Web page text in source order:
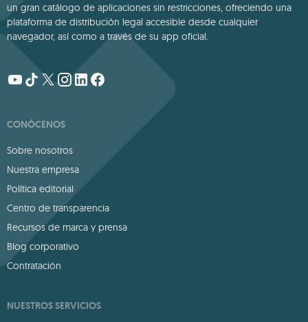
un gran catálogo de aplicaciones sin restricciones, ofreciendo una
plataforma de distribución legal accesible desde cualquier
navegador, así como a través de su app oficial.
CONÓCENOS
Sobre nosotros
Nuestra empresa
Política editorial
Centro de transparencia
Recursos de marca y prensa
Blog corporativo
Contratación
NUESTROS SERVICIOS